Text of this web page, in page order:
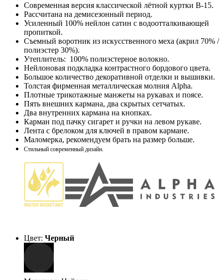
Современная версия классической лётной куртки B-15.
Рассчитана на демисезонный период.
Усиленный 100% нейлон сатин с водоотталкивающей
пропиткой.
Съемный воротник из искусственного меха (акрил 70% /
полиэстер 30%).
Утеплитель: 100% полиэстерное волокно.
Нейлоновая подкладка контрастного бордового цвета.
Большое количество декоративной отделки и вышивки.
Толстая фирменная металлическая молния Alpha.
Плотные трикотажные манжеты на рукавах и поясе.
Пять внешних кармана, два скрытых сетчатых.
Два внутренних кармана на кнопках.
Карман под пачку сигарет и ручки на левом рукаве.
Лента с брелоком для ключей в правом кармане.
Маломерка, рекомендуем брать на размер больше.
Стильный современный дизайн.
Цвет: Черный